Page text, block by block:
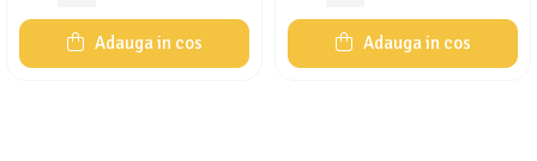
Adauga in cos Adauga in cos